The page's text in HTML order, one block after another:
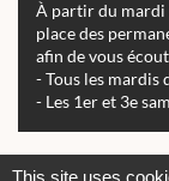
À partir du mardi
place des
afin de vous
- Tous les mardis
- Les 1er et 3e
This site uses